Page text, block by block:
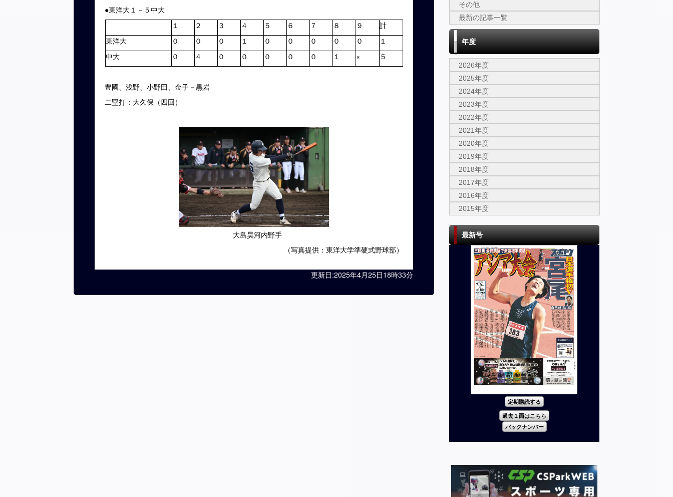
●東洋大１－５中大
１
２ ３ ４ ５ ６ ７ ８ ９
計
東洋大
０ ０ ０ １ ０ ０ ０ ０ ０
１
中大
０ ４ ０ ０ ０ ０ ０ １ × ５
豊國、浅野、小野田、金子－黒岩
二塁打：大久保（四回）
大島昊河内野手
（写真提供：東洋大学準硬式野球部）
更新日:2025年4月25日18時33分
その他
最新の記事一覧
年度
2026年度
2025年度
2024年度
2023年度
2022年度
2021年度
2020年度
2019年度
2018年度
2017年度
2016年度
2015年度
最新号
定期購読する
過去１面はこちら
バックナンバー